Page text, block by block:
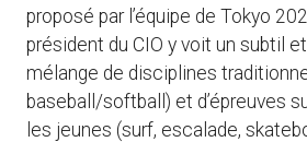
proposé par l’équipe de Tokyo
président du CIO y voit un subtil
mélange de disciplines
baseball/softball) et d’épreuves
les jeunes (surf, escalade,